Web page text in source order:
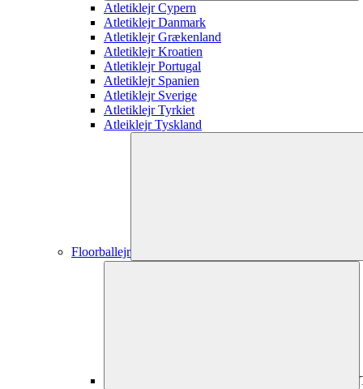
Atletiklejr Cypern
Atletiklejr Danmark
Atletiklejr Grækenland
Atletiklejr Kroatien
Atletiklejr Portugal
Atletiklejr Spanien
Atletiklejr Sverige
Atletiklejr Tyrkiet
Atleiklejr Tyskland
Floorballejr